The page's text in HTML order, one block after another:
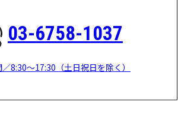
03-6758-1037
8:30～17:30（土日祝日を除く）